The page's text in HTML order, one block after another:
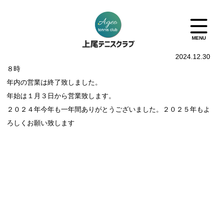
2024.12.30
８時
年内の営業は終了致しました。
年始は１月３日から営業致します。
２０２４年今年も一年間ありがとうございました。２０２５年もよ
ろしくお願い致します